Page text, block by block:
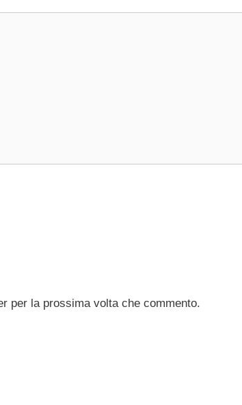
per la prossima volta che commento.